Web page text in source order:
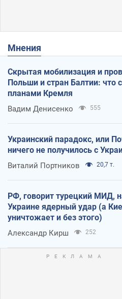
Мнения
Скрытая мобилизация и
Польши и стран Балтии: что
планами Кремля
Вадим Денисенко 555
Украинский парадокс, или
ничего не получилось с
Виталий Портников 20,7 т.
РФ, говорит турецкий МИД,
Украине ядерный удар (а
уничтожает и без этого)
Александр Кирш 252